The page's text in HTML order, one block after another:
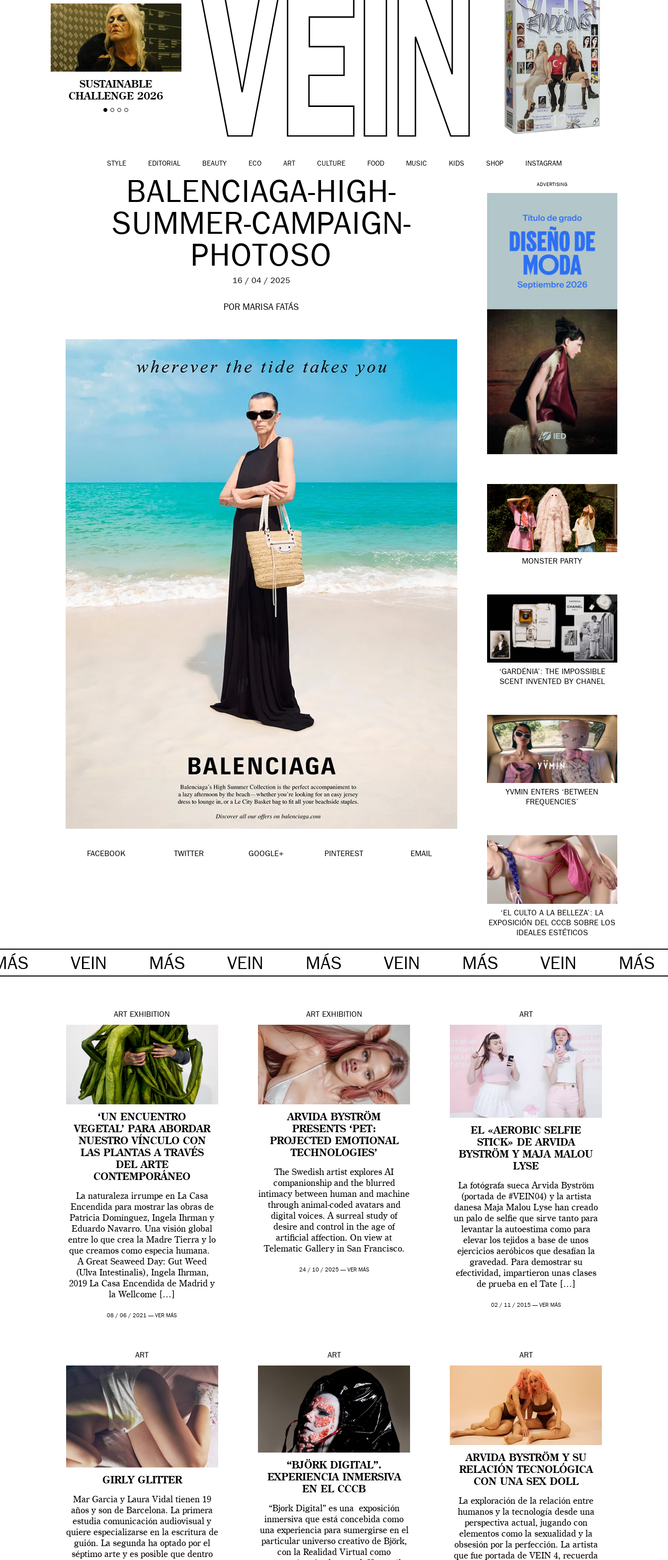
SUSTAINABLE
CHALLENGE 2026
CELEBRA LA
STYLE EDITORIAL BEAUTY ECO ART CULTURE FOOD MUSIC KIDS SHOP INSTAGRAM
BALENCIAGA-HIGH-
SUMMER-CAMPAIGN-
PHOTOSO
16 / 04 / 2025
POR MARISA FATÁS
FACEBOOK TWITTER GOOGLE+ PINTEREST EMAIL
ADVERTISING
MONSTER PARTY
‘GARDÉNIA’: THE IMPOSSIBLE
SCENT INVENTED BY CHANEL
YVMIN ENTERS ‘BETWEEN
FREQUENCIES’
‘EL CULTO A LA BELLEZA’: LA
EXPOSICIÓN DEL CCCB SOBRE LOS
IDEALES ESTÉTICOS
VEIN MÁS VEIN MÁS VEIN MÁS VEIN MÁS
ART EXHIBITION
‘UN ENCUENTRO
VEGETAL’ PARA ABORDAR
NUESTRO VÍNCULO CON
LAS PLANTAS A TRAVÉS
DEL ARTE
CONTEMPORÁNEO
La naturaleza irrumpe en La Casa
Encendida para mostrar las obras de
Patricia Domínguez, Ingela Ihrman y
Eduardo Navarro. Una visión global
entre lo que crea la Madre Tierra y lo
que creamos como especia humana.
A Great Seaweed Day: Gut Weed
(Ulva Intestinalis), Ingela Ihrman,
2019 La Casa Encendida de Madrid y
la Wellcome […]
08 / 06 / 2021 —VER MÁS
ART EXHIBITION
ARVIDA BYSTRÖM
PRESENTS ‘PET:
PROJECTED EMOTIONAL
TECHNOLOGIES’
The Swedish artist explores AI
companionship and the blurred
intimacy between human and machine
through animal-coded avatars and
digital voices. A surreal study of
desire and control in the age of
artificial affection. On view at
Telematic Gallery in San Francisco.
24 / 10 / 2025 — VER MÁS
ART
EL «AEROBIC SELFIE
STICK» DE ARVIDA
BYSTRÖM Y MAJA MALOU
LYSE
La fotógrafa sueca Arvida Byström
(portada de #VEIN04) y la artista
danesa Maja Malou Lyse han creado
un palo de selfie que sirve tanto para
levantar la autoestima como para
elevar los tejidos a base de unos
ejercicios aeróbicos que desafían la
gravedad. Para demostrar su
efectividad, impartieron unas clases
de prueba en el Tate […]
02 / 11 / 2015 — VER MÁS
ART
GIRLY GLITTER
Mar Garcia y Laura Vidal tienen 19
años y son de Barcelona. La primera
estudia comunicación audiovisual y
quiere especializarse en la escritura de
guión. La segunda ha optado por el
séptimo arte y es posible que dentro
ART
“BJÖRK DIGITAL”.
EXPERIENCIA INMERSIVA
EN EL CCCB
“Bjork Digital” es una exposición
inmersiva que está concebida como
una experiencia para sumergirse en el
particular universo creativo de Björk,
con la Realidad Virtual como
ART
ARVIDA BYSTRÖM Y SU
RELACIÓN TECNOLÓGICA
CON UNA SEX DOLL
La exploración de la relación entre
humanos y la tecnología desde una
perspectiva actual, jugando con
elementos como la sexualidad y la
obsesión por la perfección. La artista
que fue portada de VEIN 4, recuerda